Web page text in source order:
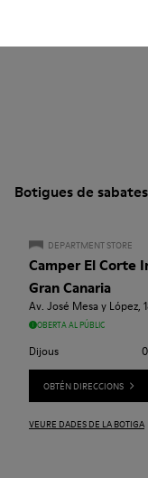
Botigues de
DEPARTMENT STORE
Camper El Corte
Gran Canaria
Av. José Mesa y López,
OBERTA AL PÚBLIC
Dijous
OBTÉN DIRECCIONS
VEURE DADES DE LA BOTIGA